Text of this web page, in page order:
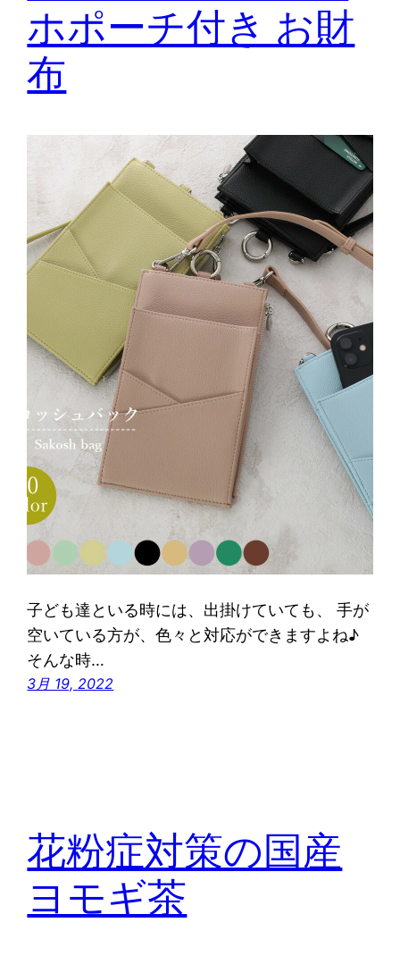
ホポーチ付き お財
布
子ども達といる時には、出掛けていても、 手が
空いている方が、色々と対応ができますよね♪
そんな時…
3月 19, 2022
花粉症対策の国産
ヨモギ茶